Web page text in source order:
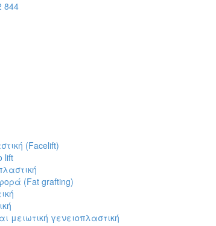
844
(Facelift)
lift
(Fat grafting)
μειωτική γενειοπλαστική